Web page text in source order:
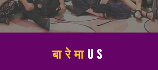
बारेमा US